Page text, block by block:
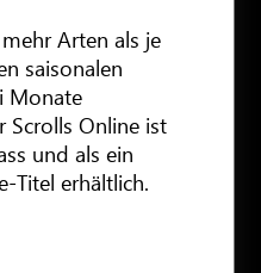
Arten als je
saisonalen
Monate
Scrolls Online ist
und als ein
Titel erhältlich.